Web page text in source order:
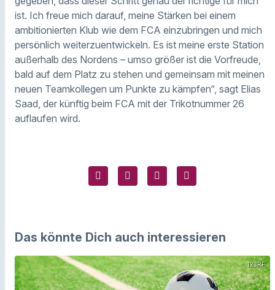
ist. Ich freue mich darauf, meine Stärken bei einem
ambitionierten Klub wie dem FCA einzubringen und mich
persönlich weiterzuentwickeln. Es ist meine erste Station
außerhalb des Nordens – umso größer ist die Vorfreude,
bald auf dem Platz zu stehen und gemeinsam mit meinen
neuen Teamkollegen um Punkte zu kämpfen“, sagt Elias
Saad, der künftig beim FCA mit der Trikotnummer 26
auflaufen wird.
Das könnte Dich auch interessieren
123RF